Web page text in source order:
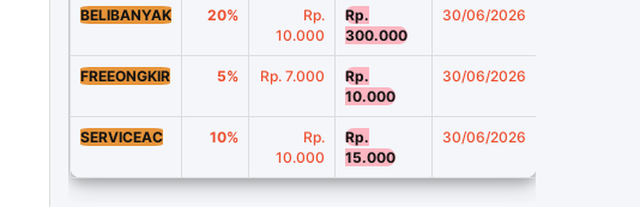
BELIBANYAK 20%
Rp.
10.000
Rp.
300.000
30/06/2026
FREEONGKIR 5% Rp. 7.000
Rp.
10.000
30/06/2026
SERVICEAC 10%
Rp.
10.000
Rp.
15.000
30/06/2026